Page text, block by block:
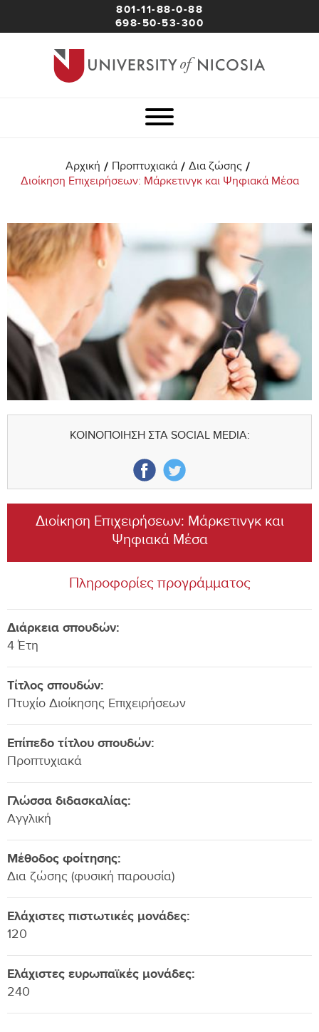
801-11-88-0-88
698-50-53-300
Αρχική / Προπτυχιακά / Δια ζώσης /
Διοίκηση Επιχειρήσεων: Μάρκετινγκ και Ψηφιακά Μέσα
ΚΟΙΝΟΠΟΙΗΣΗ ΣΤΑ SOCIAL MEDIA:
Διοίκηση Επιχειρήσεων: Μάρκετινγκ και
Ψηφιακά Μέσα
Πληροφορίες προγράμματος
Διάρκεια σπουδών:
4 Έτη
Τίτλος σπουδών:
Πτυχίο Διοίκησης Επιχειρήσεων
Επίπεδο τίτλου σπουδών:
Προπτυχιακά
Γλώσσα διδασκαλίας:
Αγγλική
Μέθοδος φοίτησης:
Δια ζώσης (φυσική παρουσία)
Ελάχιστες πιστωτικές μονάδες:
120
Ελάχιστες ευρωπαϊκές μονάδες:
240